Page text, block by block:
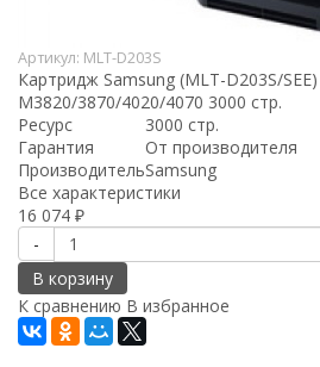
Артикул: MLT-D203S
Картридж Samsung (MLT-D203S/
M3820/3870/4020/4070 3000 стр.
Ресурс
3000 стр.
Гарантия
От производителя
ПроизводительSamsung
Все характеристики
16 074 ₽
-
В корзину
К сравнению В избранное